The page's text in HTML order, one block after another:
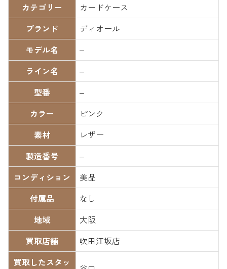
カテゴリー
カードケース
ブランド
ディオール
モデル名
–
ライン名
–
型番
–
カラー
ピンク
素材
レザー
製造番号
–
コンディション
美品
付属品
なし
地域
大阪
買取店舗
吹田江坂店
買取したスタッ